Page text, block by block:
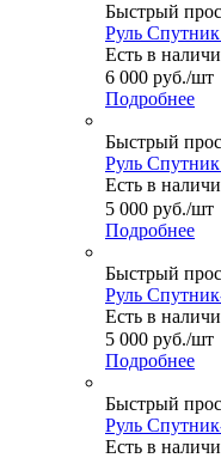
Быстрый
Руль
Есть в
6 000 руб./шт
Подробнее
Быстрый
Руль
Есть в
5 000 руб./шт
Подробнее
Быстрый
Руль
Есть в
5 000 руб./шт
Подробнее
Быстрый
Руль
Есть в